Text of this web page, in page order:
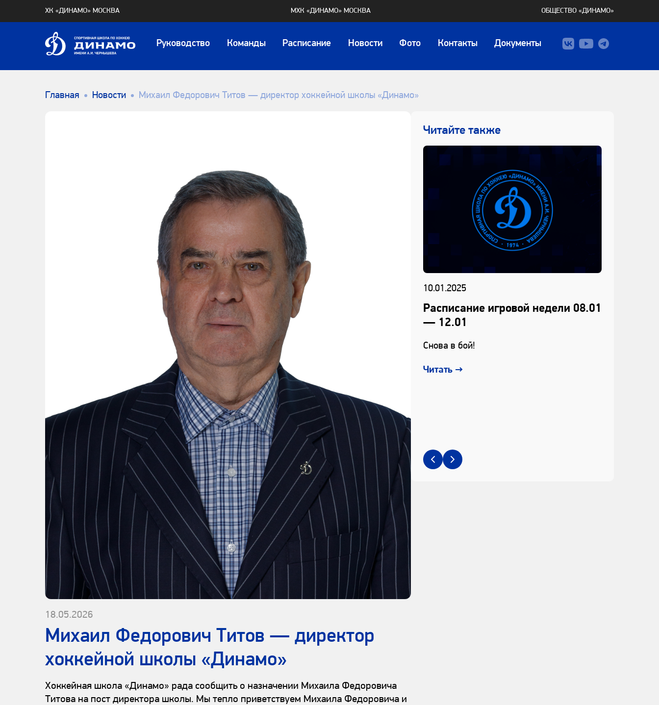
ХК «ДИНАМО» МОСКВА МХК «ДИНАМО» МОСКВА ОБЩЕСТВО «ДИНАМО»
Руководство Команды Расписание Новости Фото Контакты Документы
Главная Новости Михаил Федорович Титов — директор хоккейной школы «Динамо»
18.05.2026
Михаил Федорович Титов — директор
хоккейной школы «Динамо»
Хоккейная школа «Динамо» рада сообщить о назначении Михаила Федоровича
Титова на пост директора школы. Мы тепло приветствуем Михаила Федоровича и
Читайте также
10.01.2025
Расписание игровой недели 08.01
— 12.01
Снова в бой!
Читать →